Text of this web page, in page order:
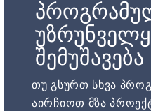
შემუშავება
თუ გსურთ სხვა
აირჩიოთ მზა